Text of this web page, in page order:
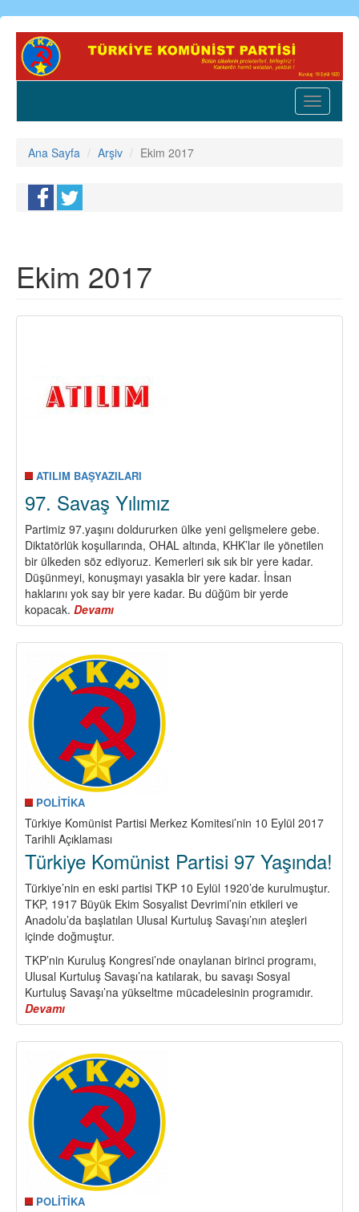
Ana
içeriğe
Toggle
Ana Sayfa Arşiv Ekim 2017
Ekim 2017
ATILIM BAŞYAZILARI
97. Savaş Yılımız
Partimiz 97.yaşını doldururken ülke yeni gelişmelere gebe.
Diktatörlük koşullarında, OHAL altında, KHK’lar ile yönetilen
bir ülkeden söz ediyoruz. Kemerleri sık sık bir yere kadar.
Düşünmeyi, konuşmayı yasakla bir yere kadar. İnsan
haklarını yok say bir yere kadar. Bu düğüm bir yerde
kopacak. Devamı
97.
Savaş
Yılımız
POLİTİKA
Türkiye Komünist Partisi Merkez Komitesi’nin 10 Eylül 2017
Tarihli Açıklaması
Türkiye Komünist Partisi 97 Yaşında!
Türkiye’nin en eski partisi TKP 10 Eylül 1920’de kurulmuştur.
TKP, 1917 Büyük Ekim Sosyalist Devrimi’nin etkileri ve
Anadolu’da başlatılan Ulusal Kurtuluş Savaşı’nın ateşleri
içinde doğmuştur.
TKP’nin Kuruluş Kongresi’nde onaylanan birinci programı,
Ulusal Kurtuluş Savaşı’na katılarak, bu savaşı Sosyal
Kurtuluş Savaşı’na yükseltme mücadelesinin programıdır.
Devamı
Türkiye
Komünist
Partisi
97
Yaşında!
POLİTİKA